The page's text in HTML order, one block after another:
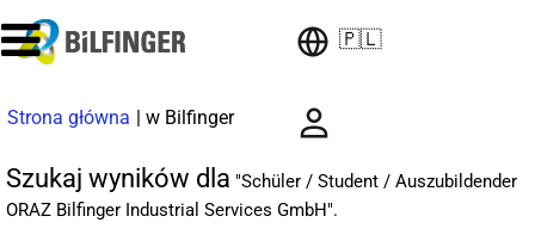
🇵🇱
Strona główna | w Bilfinger(bieżąca
Szukaj wyników dla "Schüler / Student / Auszubildender
ORAZ Bilfinger Industrial Services GmbH".